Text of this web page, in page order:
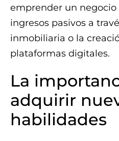
emprender un negocio
ingresos pasivos a
inmobiliaria o la
plataformas digitales.
La
adquirir
habilidades